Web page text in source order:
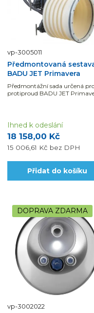
vp-3005011
Předmontovaná
BADU JET Primavera
Předmontážní sada určená
protiproud BADU JET
18 158,00 Kč
15 006,61 Kč bez DPH
Ihned k odeslání
Přidat do košíku
DOPRAVA ZDARMA
vp-3002022